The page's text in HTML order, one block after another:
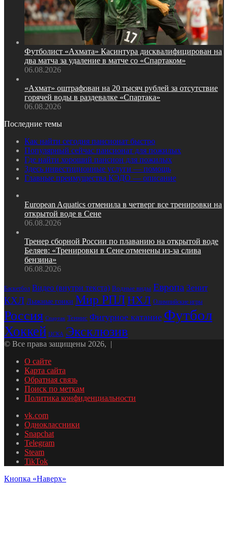
Футболист «Ахмата» Касинтура дисквалифицирован на
два матча за удаление в матче со «Спартаком»
06.08.2026
«Ахмат» оштрафован на 20 тысяч рублей за отсутствие
горячей воды в раздевалке «Спартака»
06.08.2026
Последние темы
Как найти сегодня пансионат быстро
Популярный сейчас пансионат для пожилых
Где найти хороший пансион для пожилых
Здесь инвестиционные услуги — помощь
Главные преимущества КЭДО — описание
European Aquatics отменила в четверг все тренировки на
открытой воде в Сене
06.08.2026
Тренер сборной России по плаванию на открытой воде
Беляев: «Тренировки в Сене отменены из‑за слива
бензина»
06.08.2026
Баскетбол Видео (внутри текста) Водные виды Европа Зенит
КХЛ Лыжные гонки Мир РПЛНХЛ Олимпийские игры
Россия Спартак Теннис Фигурное катание Футбол
Хоккей ЦСКА Эксклюзив
© Все права защищены 2026, |
О сайте
Карта сайта
Обратная связь
Поиск по меткам
Политика конфиденциальности
vk.com
Одноклассники
Snapchat
Telegram
Steam
TikTok
Кнопка «Наверх»